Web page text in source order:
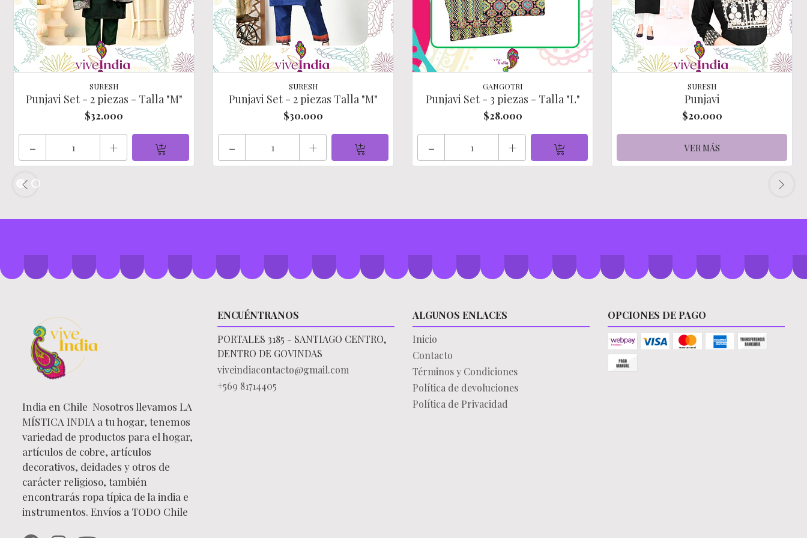
SURESH
Punjavi Set - 2 piezas - Talla "M"
$32.000
- +
SURESH
Punjavi Set - 2 piezas Talla "M"
$30.000
- +
GANGOTRI
Punjavi Set - 3 piezas - Talla "L"
$28.000
- +
SURESH
Punjavi
$20.000
VER MÁS
India en Chile Nosotros llevamos LA
MÍSTICA INDIA a tu hogar, tenemos
variedad de productos para el hogar,
artículos de cobre, artículos
decorativos, deidades y otros de
carácter religioso, también
encontrarás ropa típica de la india e
instrumentos. Envíos a TODO Chile
ENCUÉNTRANOS
PORTALES 3185 - SANTIAGO CENTRO,
DENTRO DE GOVINDAS
viveindiacontacto@gmail.com
+569 81714405
ALGUNOS ENLACES
Inicio
Contacto
Términos y Condiciones
Política de devoluciones
Política de Privacidad
OPCIONES DE PAGO